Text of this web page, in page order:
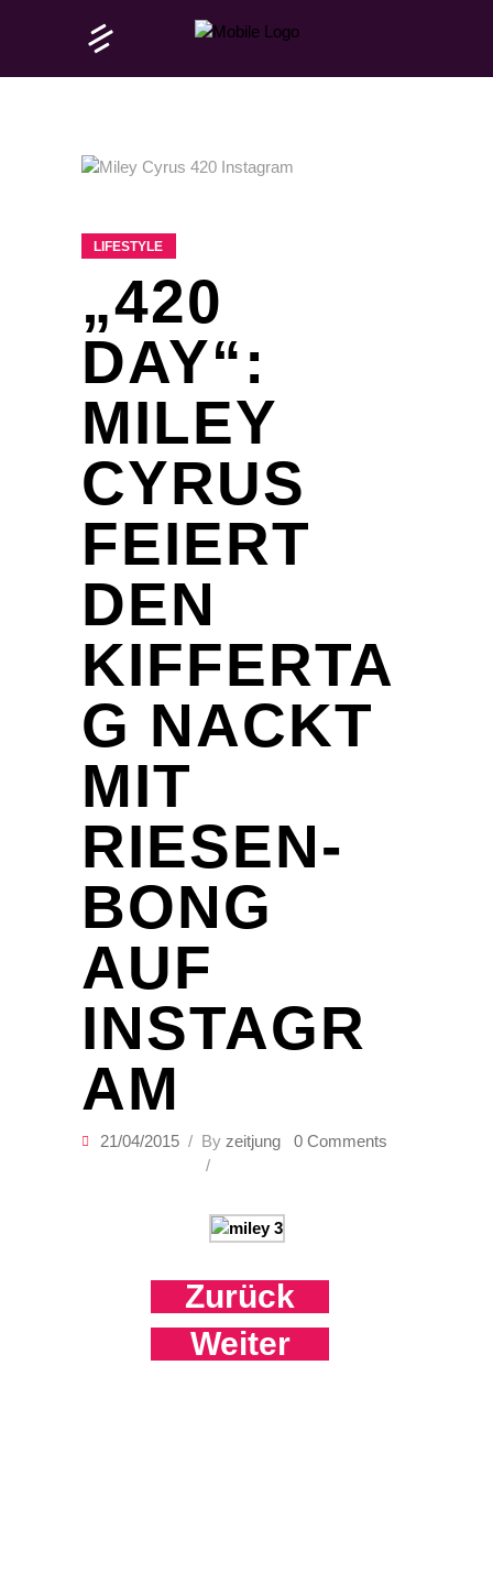
LIFESTYLE
„420
DAY“:
MILEY
CYRUS
FEIERT
DEN
KIFFERTA
G NACKT
MIT
RIESEN-
BONG
AUF
INSTAGR
AM
21/04/2015 By zeitjung 0 Comments
Zurück
Weiter